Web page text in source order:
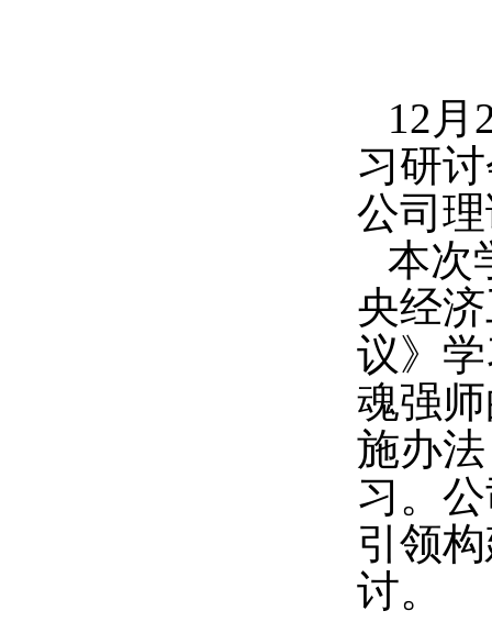
12月
习研
公司
本次
央经
议》
魂强
施办
习。
引领
讨。